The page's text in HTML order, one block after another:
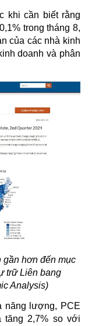
khi cần biết rằng
trong tháng 8,
của các nhà kinh
doanh và phân
gần hơn đến mục
trữ Liên bang
Analysis)
năng lượng, PCE
tăng 2,7% so với